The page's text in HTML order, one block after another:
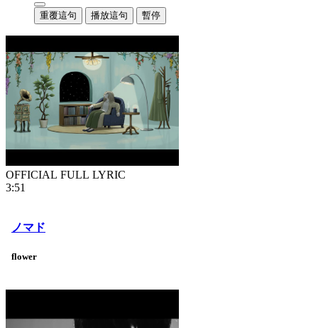
重覆這句 播放這句 暫停
OFFICIAL FULL LYRIC
3:51
ノマド
flower